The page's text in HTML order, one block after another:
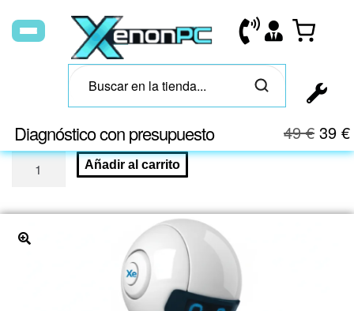
Diagnóstico con presupuesto 49€ 39 €
Añadir al carrito